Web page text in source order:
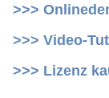
>>>
>>> Video-
>>> Lizenz